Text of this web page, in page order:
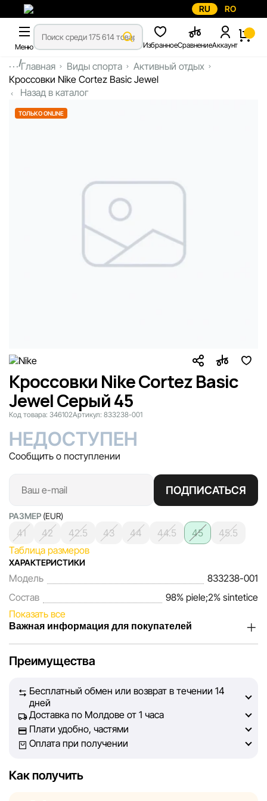
RU RO
Меню ИзбранноеСравнениеАккаунт
...Главная Виды спорта
Активный отдых
Кроссовки Nike Cortez Basic Jewel
Назад в каталог
ТОЛЬКО ONLINE
Кроссовки Nike Cortez Basic
Jewel Серый 45
Код товара: 346102Артикул: 833238-001
НЕДОСТУПЕН
Сообщить о поступлении
ПОДПИСАТЬСЯ
РАЗМЕР (EUR)
41 42 42.5 43 44 44.5 45
45.5
Таблица размеров
ХАРАКТЕРИСТИКИ
Модель
833238-001
Состав
98% piele;2% sintetice
Показать все
Важная информация для покупателей
наших покупателей. Каждый день мы работаем над тем,
на сайте, была максимально полной, объективной и
актуальной. Наша цель — обеспечить вас достоверной
информацией, чтобы вы смогли принять лучшее
решение о покупке.
не может гарантировать абсолютную точность всех
Преимущества
Бесплатный обмен или возврат в течении 14
дней
Доставка по Молдове от 1 часа
Плати удобно, частями
Оплата при получении
Как получить